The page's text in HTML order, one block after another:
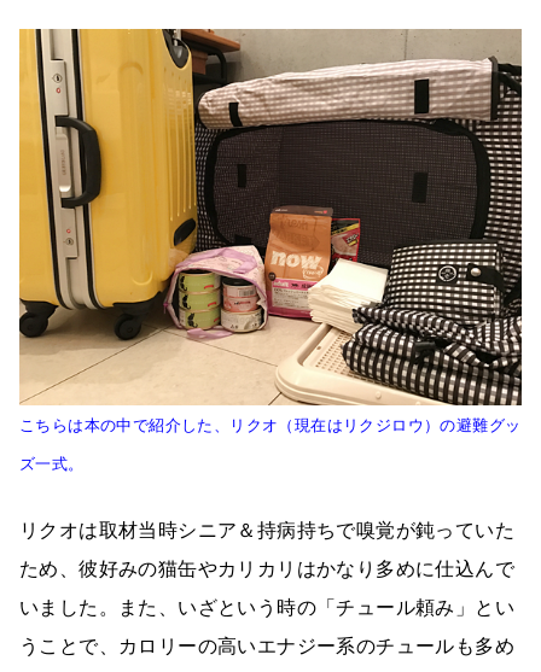
こちらは本の中で紹介した、リクオ（現在はリクジロウ）の避難グッ
ズ一式。
リクオは取材当時シニア＆持病持ちで嗅覚が鈍っていた
ため、彼好みの猫缶やカリカリはかなり多めに仕込んで
いました。また、いざという時の「チュール頼み」とい
うことで、カロリーの高いエナジー系のチュールも多め